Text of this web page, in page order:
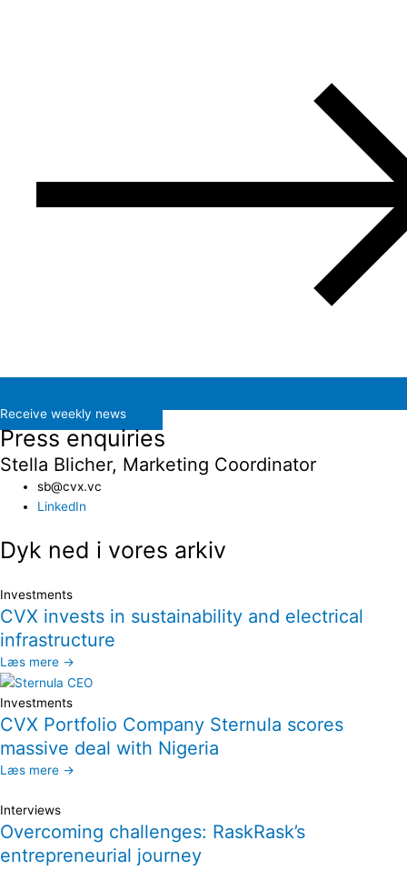
Receive weekly news
Press enquiries
Stella Blicher, Marketing Coordinator
sb@cvx.vc​
LinkedIn
Dyk ned i vores arkiv
Investments
CVX invests in sustainability and electrical
infrastructure
Læs mere →
Investments
CVX Portfolio Company Sternula scores
massive deal with Nigeria
Læs mere →
Interviews
Overcoming challenges: RaskRask’s
entrepreneurial journey